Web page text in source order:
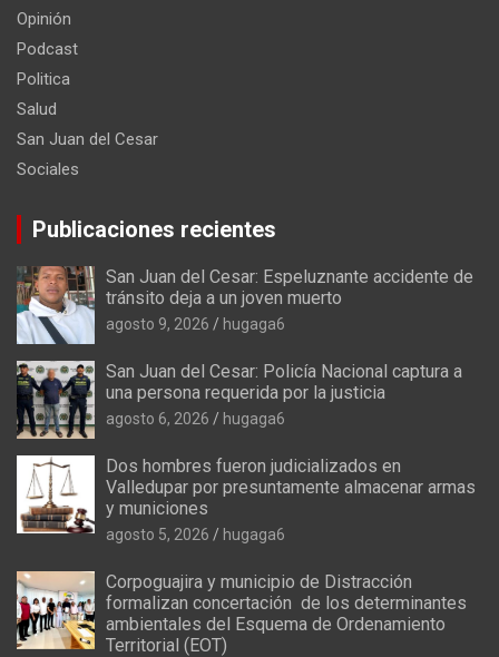
Opinión
Podcast
Politica
Salud
San Juan del Cesar
Sociales
Publicaciones recientes
San Juan del Cesar: Espeluznante accidente de
tránsito deja a un joven muerto
agosto 9, 2026 hugaga6
San Juan del Cesar: Policía Nacional captura a
una persona requerida por la justicia
agosto 6, 2026 hugaga6
Dos hombres fueron judicializados en
Valledupar por presuntamente almacenar armas
y municiones
agosto 5, 2026 hugaga6
Corpoguajira y municipio de Distracción
formalizan concertación de los determinantes
ambientales del Esquema de Ordenamiento
Territorial (EOT)